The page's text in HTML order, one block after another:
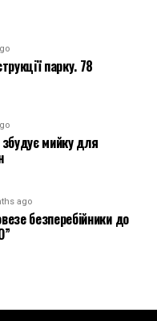
парку. 78
збудує мийку для
ago
безперебійники до